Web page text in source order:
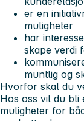
er en
muligheter
har
skape verdi
muntlig og
Hvorfor skal du
Hos oss vil du bli
muligheter for